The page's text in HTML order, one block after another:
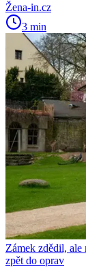
Žena-in.cz
3 min
Zámek zdědil,
zpět do oprav